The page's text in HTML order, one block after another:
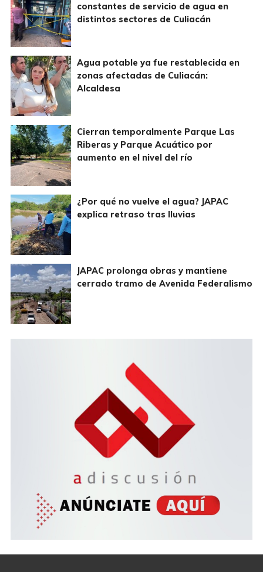
constantes de servicio de agua en
distintos sectores de Culiacán
Agua potable ya fue restablecida en
zonas afectadas de Culiacán:
Alcaldesa
Cierran temporalmente Parque Las
Riberas y Parque Acuático por
aumento en el nivel del río
¿Por qué no vuelve el agua? JAPAC
explica retraso tras lluvias
JAPAC prolonga obras y mantiene
cerrado tramo de Avenida Federalismo